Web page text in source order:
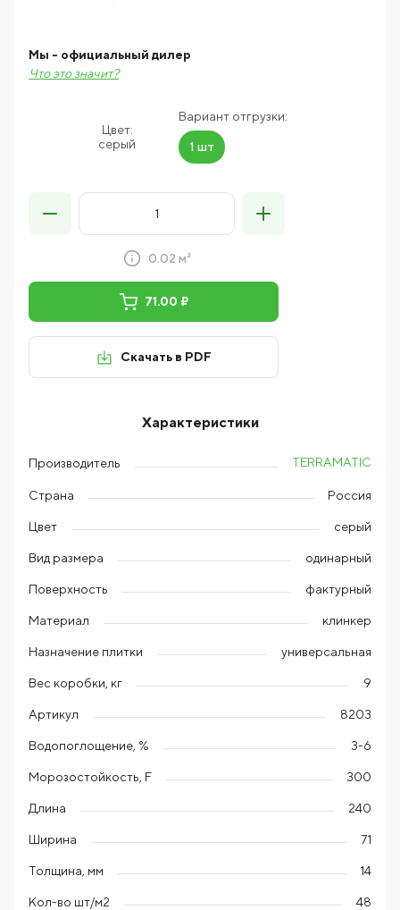
Цвет:
серый
Вариант отгрузки:
1 шт
Мы - официальный дилер
Что это значит?
0.02 м²
71.00 ₽
Скачать в PDF
Характеристики
Производитель TERRAMATIC
Страна Россия
Цвет серый
Вид размера одинарный
Поверхность фактурный
Материал клинкер
Назначение плитки универсальная
Вес коробки, кг 9
Артикул 8203
Водопоглощение, % 3-6
Морозостойкость, F 300
Длина 240
Ширина 71
Толщина, мм 14
Кол-во шт/м2 48